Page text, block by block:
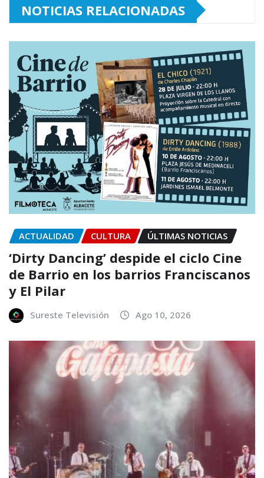
NOTICIAS RELACIONADAS
ACTUALIDAD CULTURA ÚLTIMAS NOTICIAS
‘Dirty Dancing’ despide el ciclo Cine
de Barrio en los barrios Franciscanos
y El Pilar
Sureste Televisión Ago 10, 2026